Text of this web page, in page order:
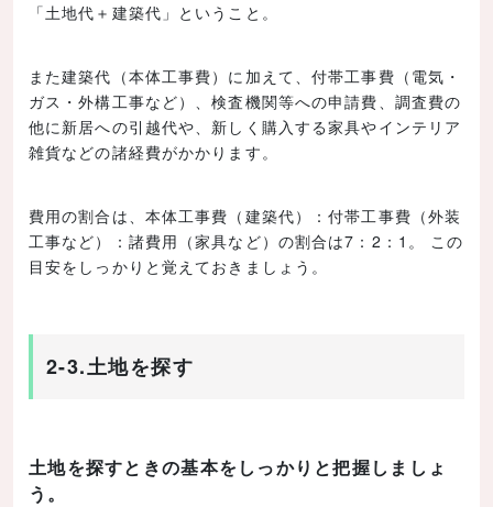
「土地代＋建築代」ということ。
また建築代（本体工事費）に加えて、付帯工事費（電気・
ガス・外構工事など）、検査機関等への申請費、調査費の
他に新居への引越代や、新しく購入する家具やインテリア
雑貨などの諸経費がかかります。
費用の割合は、本体工事費（建築代）：付帯工事費（外装
工事など）：諸費用（家具など）の割合は7：2：1。 この
目安をしっかりと覚えておきましょう。
2-3.土地を探す
土地を探すときの基本をしっかりと把握しましょ
う。